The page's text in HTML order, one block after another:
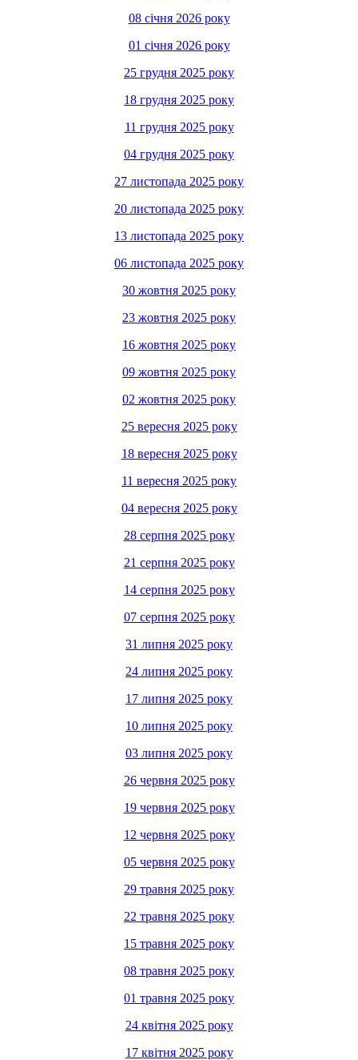
08 січня 2026 року
01 січня 2026 року
25 грудня 2025 року
18 грудня 2025 року
11 грудня 2025 року
04 грудня 2025 року
27 листопада 2025 року
20 листопада 2025 року
13 листопада 2025 року
06 листопада 2025 року
30 жовтня 2025 року
23 жовтня 2025 року
16 жовтня 2025 року
09 жовтня 2025 року
02 жовтня 2025 року
25 вересня 2025 року
18 вересня 2025 року
11 вересня 2025 року
04 вересня 2025 року
28 серпня 2025 року
21 серпня 2025 року
14 серпня 2025 року
07 серпня 2025 року
31 липня 2025 року
24 липня 2025 року
17 липня 2025 року
10 липня 2025 року
03 липня 2025 року
26 червня 2025 року
19 червня 2025 року
12 червня 2025 року
05 червня 2025 року
29 травня 2025 року
22 травня 2025 року
15 травня 2025 року
08 травня 2025 року
01 травня 2025 року
24 квітня 2025 року
17 квітня 2025 року